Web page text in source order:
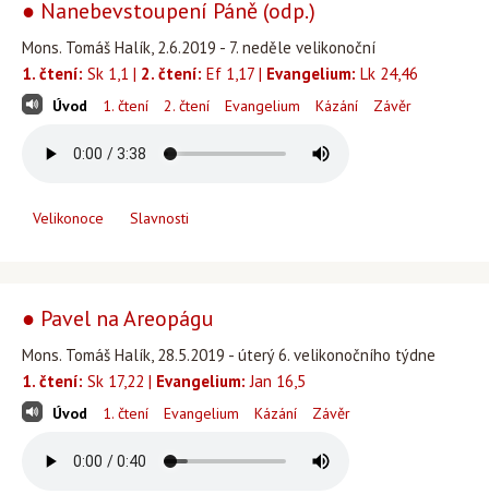
● Nanebevstoupení Páně (odp.)
Mons. Tomáš Halík, 2.6.2019 - 7. neděle velikonoční
1. čtení: Sk 1,1 | 2. čtení: Ef 1,17 | Evangelium: Lk 24,46
Úvod 1. čtení 2. čtení Evangelium Kázání Závěr
Velikonoce Slavnosti
● Pavel na Areopágu
Mons. Tomáš Halík, 28.5.2019 - úterý 6. velikonočního týdne
1. čtení: Sk 17,22 | Evangelium: Jan 16,5
Úvod 1. čtení Evangelium Kázání Závěr